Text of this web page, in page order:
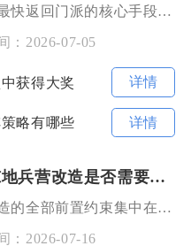
游戏内最快返回门派的核心手段分为四类，优先级从高到低依次为门派专属传送道具、地图一键门派传
： 2026-07-05
获得大奖 详情
略有哪些 详情
攻城掠地兵营改造是否需要经过训练评估
兵营改造的全部前置约束集中在主城建筑等级、前置资源区改造顺序、囚犯资源与基础资源储备之上，
： 2026-07-16